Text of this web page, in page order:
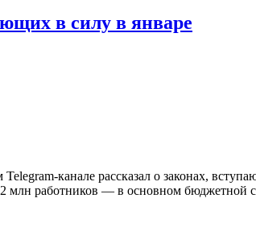
в силу в январе
канале рассказал о законах,
млн работников — в основном